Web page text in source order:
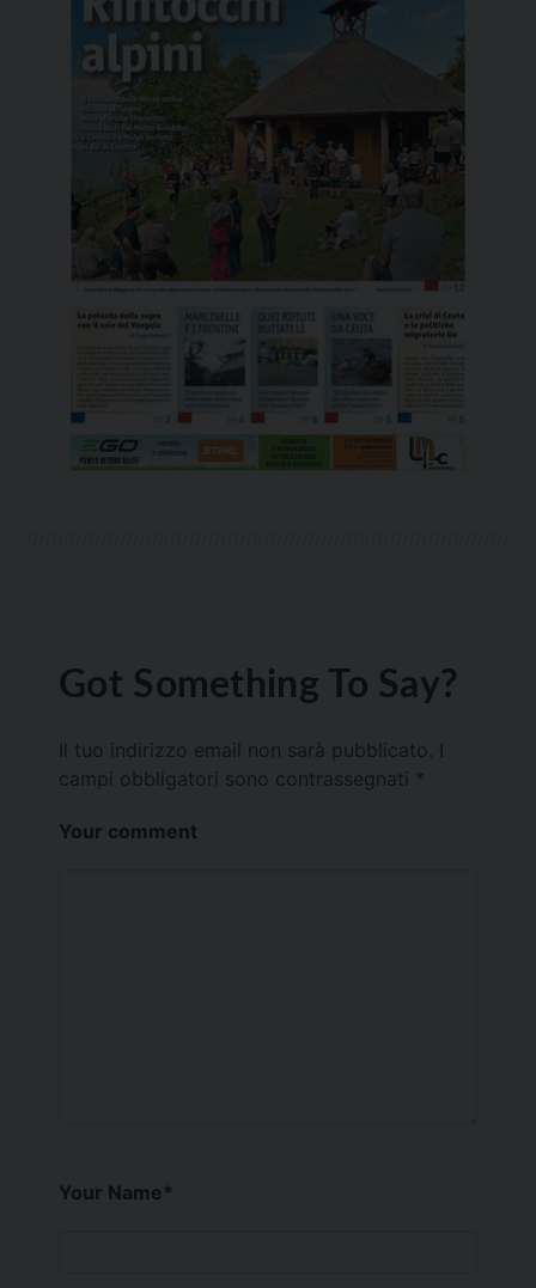
Got Something To Say?
Il tuo indirizzo email non sarà pubblicato.
campi obbligatori sono contrassegnati *
Your comment
Your Name*